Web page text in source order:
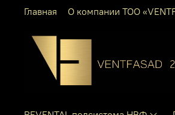
Главная О компании ТОО